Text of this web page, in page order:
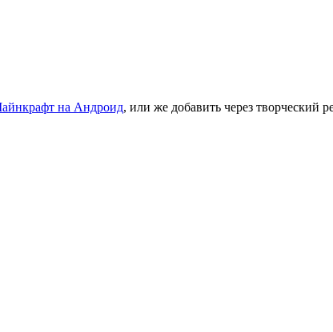
на Андроид, или же добавить через творческий